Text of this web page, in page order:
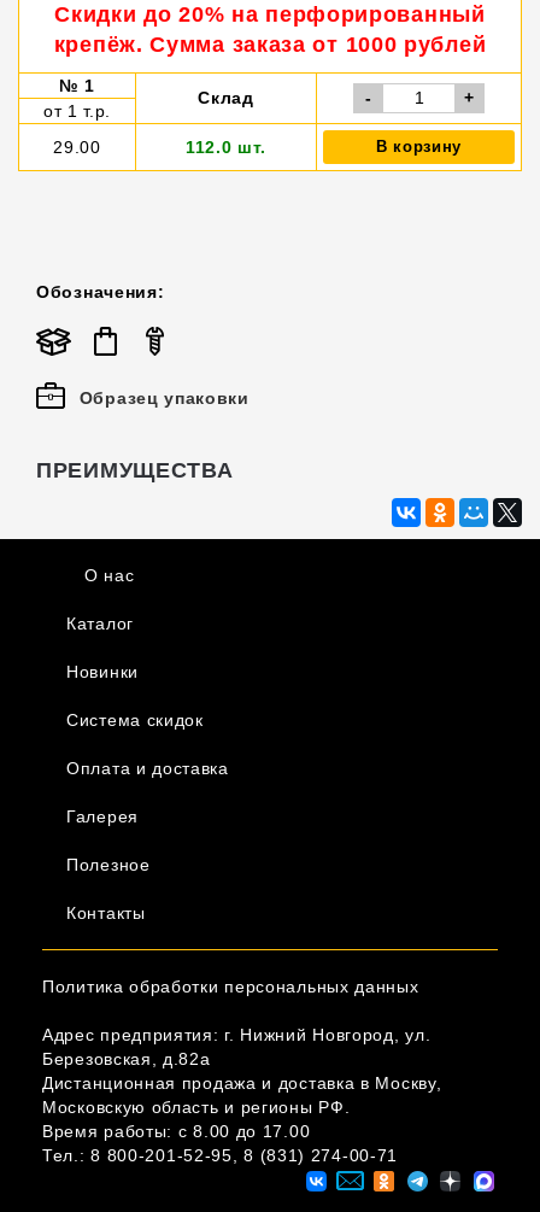
Скидки до 20% на перфорированный
крепёж. Сумма заказа от 1000 рублей
№ 1
Склад - +
от 1 т.р.
29.00
112.0 шт. В корзину
Обозначения:
Образец упаковки
ПРЕИМУЩЕСТВА
О нас
Каталог
Новинки
Система скидок
Оплата и доставка
Галерея
Полезное
Контакты
Политика обработки персональных данных
Адрес предприятия: г. Нижний Новгород, ул.
Березовская, д.82а
Дистанционная продажа и доставка в Москву,
Московскую область и регионы РФ.
Время работы: c 8.00 до 17.00
Тел.:8 800-201-52-95 ,8 (831) 274-00-71